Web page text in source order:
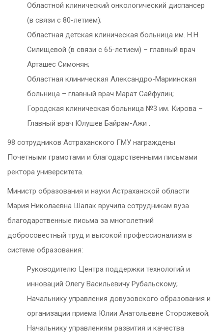
Областной клинический онкологический диспансер
(в связи с 80-летием);
Областная детская клиническая больница им. Н.Н.
Силищевой (в связи с 65-летием) – главный врач
Арташес Симонян;
Областная клиническая Александро-Мариинская
больница – главный врач Марат Сайфулин;
Городская клиническая больница №3 им. Кирова –
Главный врач Юлушев Байрам-Ажи .
98 сотрудников Астраханского ГМУ награждены
Почетными грамотами и благодарственными письмами
ректора университета.
Министр образования и науки Астраханской области
Мария Николаевна Шалак вручила сотрудникам вуза
благодарственные письма за многолетний
добросовестный труд и высокой профессионализм в
системе образования:
Руководителю Центра поддержки технологий и
инноваций Олегу Васильевичу Рубальскому;
Начальнику управления довузовского образования и
организации приема Юлии Анатольевне Сторожевой;
Начальнику управлениям развития и качества